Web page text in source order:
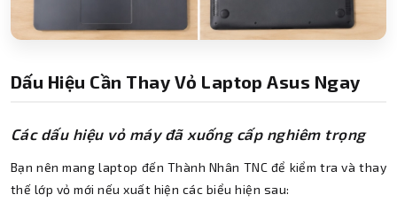
Dấu Hiệu Cần Thay Vỏ Laptop Asus Ngay
Các dấu hiệu vỏ máy đã xuống cấp nghiêm trọng
Bạn nên mang laptop đến Thành Nhân TNC để kiểm tra và thay
thế lớp vỏ mới nếu xuất hiện các biểu hiện sau: